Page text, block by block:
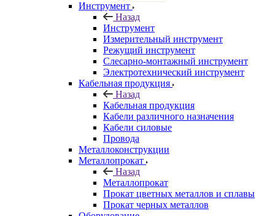
Инструмент
Назад
Инструмент
Измерительный инструмент
Режущий инструмент
Слесарно-монтажный инструмент
Электротехнический инструмент
Кабельная продукция
Назад
Кабельная продукция
Кабели различного назначения
Кабели силовые
Провода
Металлоконструкции
Металлопрокат
Назад
Металлопрокат
Прокат цветных металлов и сплавы
Прокат черных металлов